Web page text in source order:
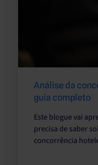
Análise da
guia completo
Este blogue vai
precisa de saber
concorrência